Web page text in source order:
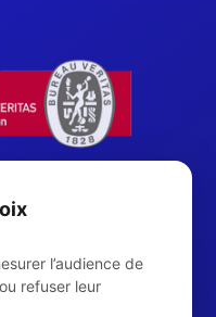
l’audience de
refuser leur